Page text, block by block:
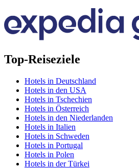
Top-Reiseziele
Hotels in Deutschland
Hotels in den USA
Hotels in Tschechien
Hotels in Österreich
Hotels in den Niederlanden
Hotels in Italien
Hotels in Schweden
Hotels in Portugal
Hotels in Polen
Hotels in der Türkei